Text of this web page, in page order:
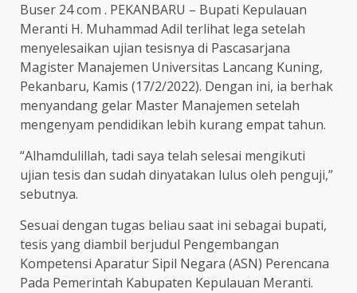
Buser 24 com . PEKANBARU – Bupati Kepulauan
Meranti H. Muhammad Adil terlihat lega setelah
menyelesaikan ujian tesisnya di Pascasarjana
Magister Manajemen Universitas Lancang Kuning,
Pekanbaru, Kamis (17/2/2022). Dengan ini, ia berhak
menyandang gelar Master Manajemen setelah
mengenyam pendidikan lebih kurang empat tahun.
“Alhamdulillah, tadi saya telah selesai mengikuti
ujian tesis dan sudah dinyatakan lulus oleh penguji,”
sebutnya.
Sesuai dengan tugas beliau saat ini sebagai bupati,
tesis yang diambil berjudul Pengembangan
Kompetensi Aparatur Sipil Negara (ASN) Perencana
Pada Pemerintah Kabupaten Kepulauan Meranti.